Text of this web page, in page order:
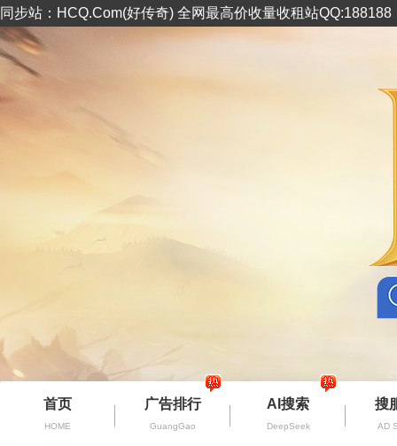
同步站：HCQ.Com(好传奇) 全网最高价收量收租站
首页
HOME
广告排行
GuangGao
AI搜索
DeepSeek
搜
AD